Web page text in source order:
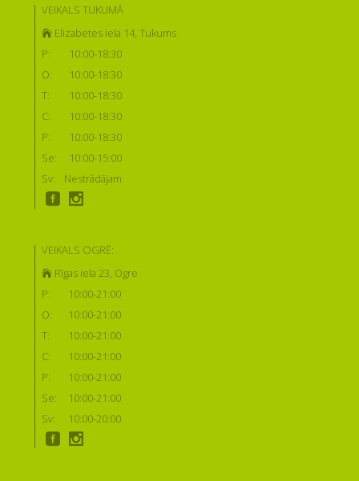
VEIKALS TUKUMĀ
Elizabetes iela 14, Tukums
P:
10:00-18:30
O:
10:00-18:30
T:
10:00-18:30
C:
10:00-18:30
P:
10:00-18:30
Se:
10:00-15:00
Sv:
Nestrādājam
VEIKALS OGRĒ:
Rīgas iela 23, Ogre
P:
10:00-21:00
O:
10:00-21:00
T:
10:00-21:00
C:
10:00-21:00
P:
10:00-21:00
Se:
10:00-21:00
Sv:
10:00-20:00